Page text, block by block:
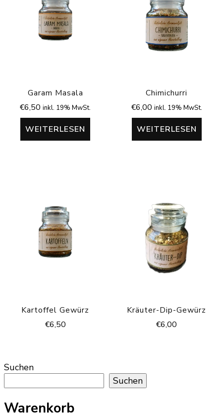
Garam Masala
€6,50 inkl. 19% MwSt.
WEITERLESEN
Chimichurri
€6,00 inkl. 19% MwSt.
WEITERLESEN
Kartoffel Gewürz
€6,50
Kräuter-Dip-Gewürz
€6,00
Suchen
Suchen
Warenkorb